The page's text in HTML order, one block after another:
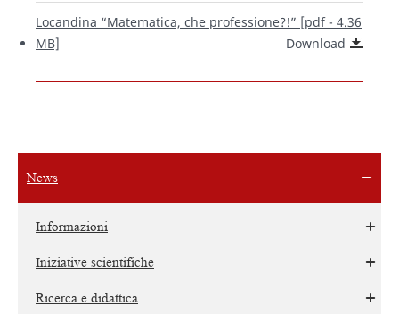
News
Informazioni
Iniziative scientifiche
Ricerca e didattica
Locandina “Matematica, che professione?!” [pdf - 4.36
MB]
Download